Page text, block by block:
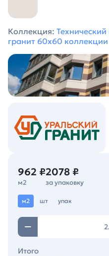
Коллекция:
гранит 60х60
962 ₽
м2
2078 ₽
за упаковку
м2 шт упак
Итого